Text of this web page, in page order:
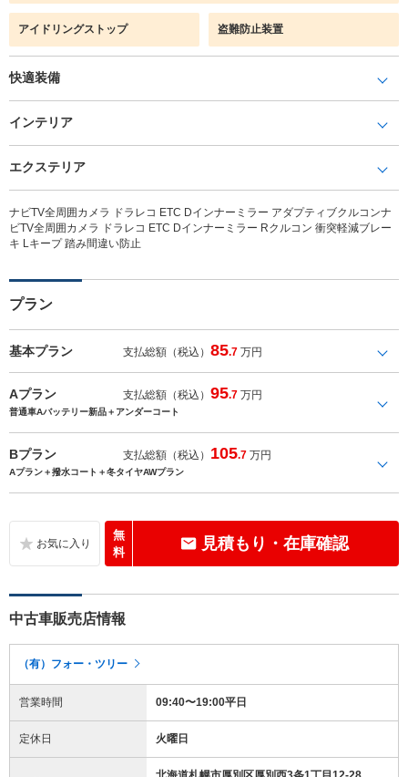
アイドリングストップ 盗難防止装置
快適装備
インテリア
エクステリア
ナビTV全周囲カメラ ドラレコ ETC Dインナーミラー アダプティブクルコンナ
ビTV全周囲カメラ ドラレコ ETC Dインナーミラー Rクルコン 衝突軽減ブレー
キ Lキープ 踏み間違い防止
プラン
基本プラン 支払総額（税込）85.7 万円
Aプラン 支払総額（税込）95.7 万円
普通車Aバッテリー新品＋アンダーコート
Bプラン 支払総額（税込） 105.7 万円
Aプラン＋撥水コート＋冬タイヤAWプラン
無
料
見積もり・在庫確認
中古車販売店情報
（有）フォー・ツリー
営業時間 09:40〜19:00平日
定休日 火曜日